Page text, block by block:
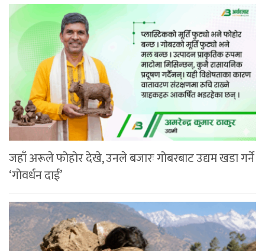
जहाँ अरूले फोहोर देखे, उनले बजारः गोबरबाट उद्यम खडा गर्ने
‘गोवर्धन दाई’